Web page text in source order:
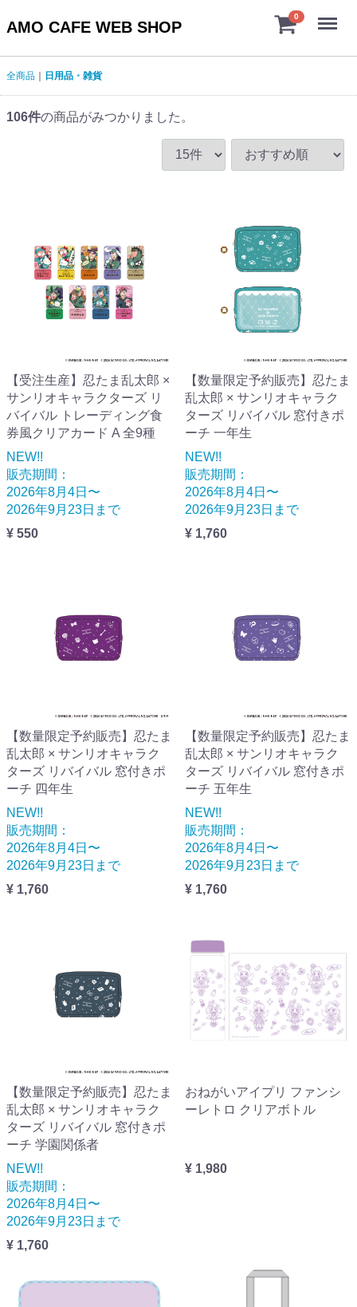
AMO CAFE WEB SHOP
0 Menu
全商品 日用品・雑貨
106件の商品がみつかりました。
【受注生産】忍たま乱太郎 ×
サンリオキャラクターズ リ
バイバル トレーディング食
券風クリアカード A 全9種
NEW!!
販売期間：
2026年8月4日〜
2026年9月23日まで
¥ 550
【数量限定予約販売】忍たま
乱太郎 × サンリオキャラク
ターズ リバイバル 窓付きポ
ーチ 一年生
NEW!!
販売期間：
2026年8月4日〜
2026年9月23日まで
¥ 1,760
【数量限定予約販売】忍たま
乱太郎 × サンリオキャラク
ターズ リバイバル 窓付きポ
ーチ 四年生
NEW!!
販売期間：
2026年8月4日〜
2026年9月23日まで
¥ 1,760
【数量限定予約販売】忍たま
乱太郎 × サンリオキャラク
ターズ リバイバル 窓付きポ
ーチ 五年生
NEW!!
販売期間：
2026年8月4日〜
2026年9月23日まで
¥ 1,760
【数量限定予約販売】忍たま
乱太郎 × サンリオキャラク
ターズ リバイバル 窓付きポ
ーチ 学園関係者
NEW!!
販売期間：
2026年8月4日〜
2026年9月23日まで
¥ 1,760
おねがいアイプリ ファンシ
ーレトロ クリアボトル
¥ 1,980